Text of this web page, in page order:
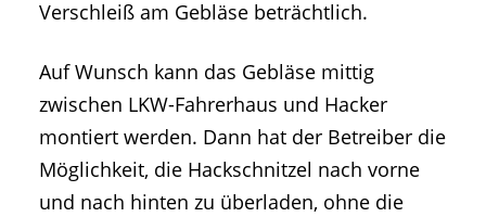
Verschleiß am Gebläse beträchtlich.
Auf Wunsch kann das Gebläse mittig
zwischen LKW-Fahrerhaus und Hacker
montiert werden. Dann hat der Betreiber die
Möglichkeit, die Hackschnitzel nach vorne
und nach hinten zu überladen, ohne die